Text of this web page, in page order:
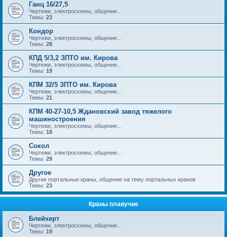
Ганц 16/27,5
Чертежи, электросхемы, общение...
Темы: 23
Кондор
Чертежи, электросхемы, общение...
Темы: 28
КПД 5/3,2 ЗПТО им. Кирова
Чертежи, электросхемы, общение...
Темы: 19
КПМ 32/5 ЗПТО им. Кирова
Чертежи, электросхемы, общение...
Темы: 21
КПМ 40-27-10,5 Ждановский завод тяжелого
машиностроения
Чертежи, электросхемы, общение...
Темы: 18
Сокол
Чертежи, электросхемы, общение...
Темы: 29
Другое
Другие портальные краны, общение на тему портальных кранов
Темы: 23
Краны плавучие
Блейхерт
Чертежи, электросхемы, общение...
Темы: 19